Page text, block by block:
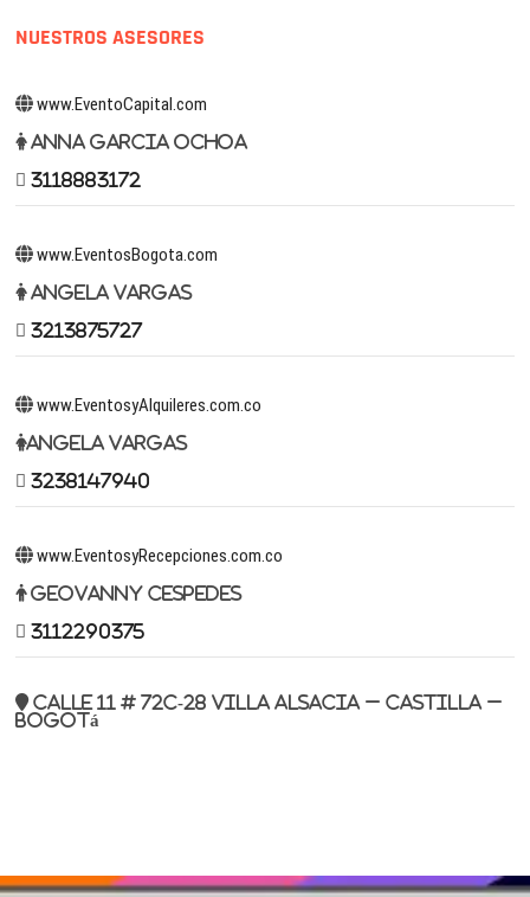
NUESTROS ASESORES
www.EventoCapital.com
Anna Garcia Ochoa
3118883172
www.EventosBogota.com
Angela Vargas
3213875727
www.EventosyAlquileres.com.co
Angela Vargas
3238147940
www.EventosyRecepciones.com.co
Geovanny Cespedes
3112290375
Calle 11 # 72c-28 Villa Alsacia – Castilla –
Bogotá